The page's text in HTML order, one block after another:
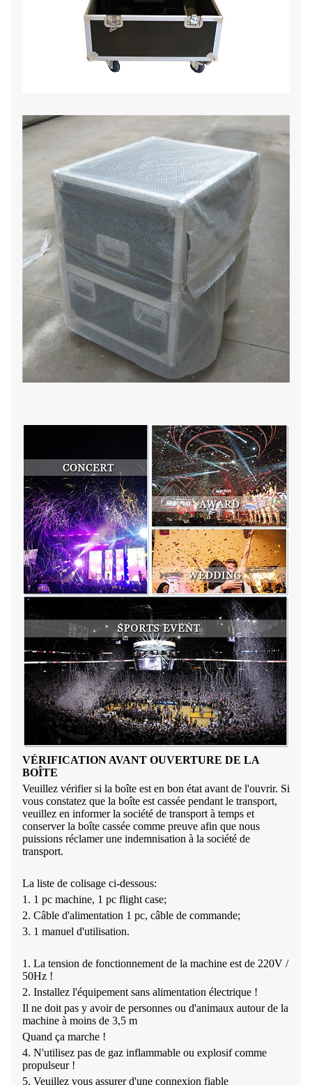
VÉRIFICATION AVANT OUVERTURE DE LA
BOÎTE
Veuillez vérifier si la boîte est en bon état avant de l'ouvrir. Si
vous constatez que la boîte est cassée pendant le transport,
veuillez en informer la société de transport à temps et
conserver la boîte cassée comme preuve afin que nous
puissions réclamer une indemnisation à la société de
transport.
La liste de colisage ci-dessous:
1. 1 pc machine, 1 pc flight case;
2. Câble d'alimentation 1 pc, câble de commande;
3. 1 manuel d'utilisation.
1. La tension de fonctionnement de la machine est de 220V /
50Hz !
2. Installez l'équipement sans alimentation électrique !
Il ne doit pas y avoir de personnes ou d'animaux autour de la
machine à moins de 3,5 m
Quand ça marche !
4. N'utilisez pas de gaz inflammable ou explosif comme
propulseur !
5. Veuillez vous assurer d'une connexion fiable